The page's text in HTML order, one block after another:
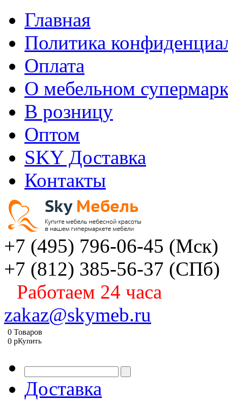
Главная
Политика
Оплата
О мебельном
В розницу
Оптом
SKY Доставка
Контакты
+7 (495) 796-06-45 (Мск)
+7 (812) 385-56-37 (СПб)
Работаем 24 часа
zakaz@skymeb.ru
0 Товаров
0 pКупить
Доставка